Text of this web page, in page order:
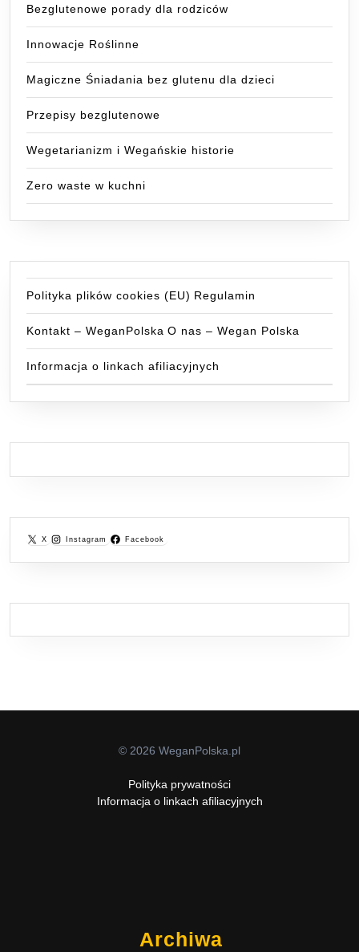
Bezglutenowe porady dla rodziców
Innowacje Roślinne
Magiczne Śniadania bez glutenu dla dzieci
Przepisy bezglutenowe
Wegetarianizm i Wegańskie historie
Zero waste w kuchni
Polityka plików cookies (EU) Regulamin
Kontakt – WeganPolska O nas – Wegan Polska
Informacja o linkach afiliacyjnych
X Instagram Facebook
© 2026 WeganPolska.pl
Polityka prywatności
Informacja o linkach afiliacyjnych
Archiwa